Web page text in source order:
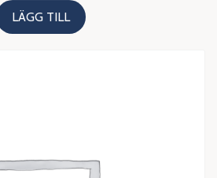
LÄGG TILL